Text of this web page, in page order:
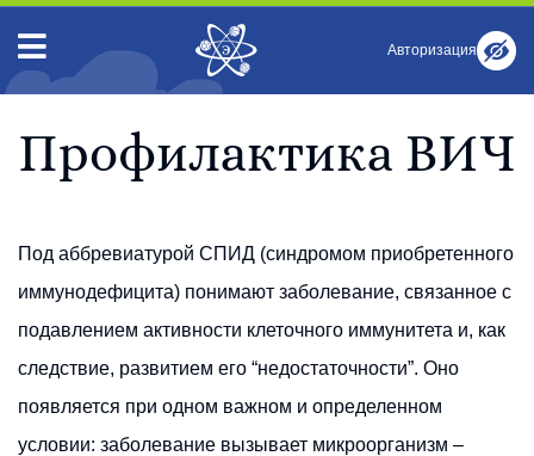
Авторизация
Профилактика ВИЧ
Под аббревиатурой СПИД (синдромом приобретенного
иммунодефицита) понимают заболевание, связанное с
подавлением активности клеточного иммунитета и, как
следствие, развитием его “недостаточности”. Оно
появляется при одном важном и определенном
условии: заболевание вызывает микроорганизм –